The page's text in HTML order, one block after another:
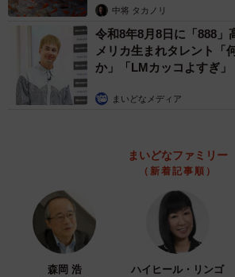
中将 タカノリ
令和8年8月8日に「888
メリカ生まれタレント「
か」「LMカッコよすぎ」
まいどなメディア
まいどなファミリー
（新着記事順）
森岡 浩 ハイヒール・リンゴ